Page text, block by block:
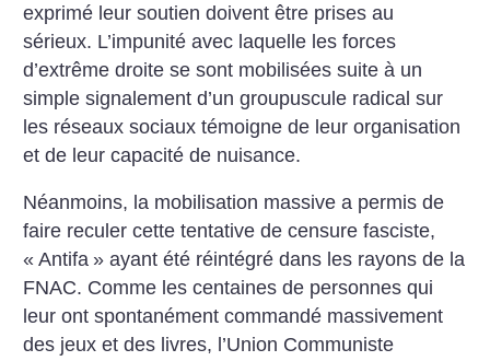
exprimé leur soutien doivent être prises au
sérieux. L’impunité avec laquelle les forces
d’extrême droite se sont mobilisées suite à un
simple signalement d’un groupuscule radical sur
les réseaux sociaux témoigne de leur organisation
et de leur capacité de nuisance.
Néanmoins, la mobilisation massive a permis de
faire reculer cette tentative de censure fasciste,
« Antifa » ayant été réintégré dans les rayons de la
FNAC. Comme les centaines de personnes qui
leur ont spontanément commandé massivement
des jeux et des livres, l’Union Communiste